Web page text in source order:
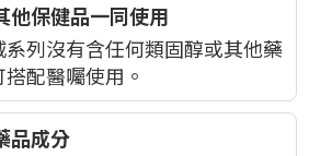
他保健品一同使用
列沒有含任何類固醇或其他藥
配醫囑使用。
品成分